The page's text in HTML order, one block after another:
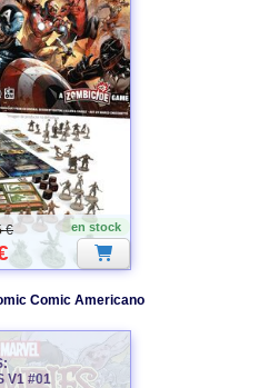
en stock
€
Comic Americano
:
V1 #01